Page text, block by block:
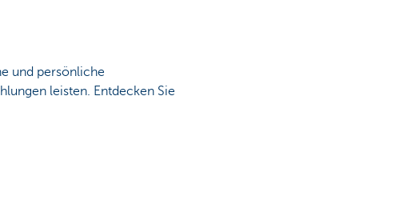
und persönliche
leisten. Entdecken Sie